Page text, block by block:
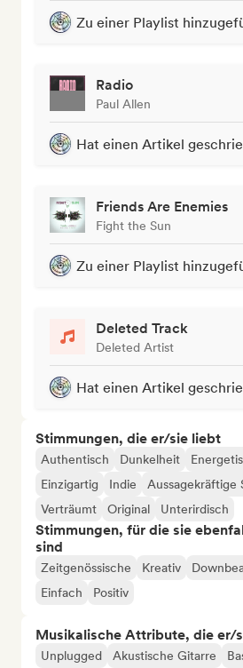
Zu einer Playlist
Radio
Paul Allen
Hat einen Artikel
Friends Are Enemies
Fight the Sun
Zu einer Playlist
Deleted Track
Deleted Artist
Hat einen Artikel
Stimmungen, die er/sie liebt
Authentisch Dunkelheit
Einzigartig
Indie
Aussagekräftige
Verträumt
Original Unterirdisch
Stimmungen, für die sie
sind
Zeitgenössische Kreativ
Einfach
Positiv
Musikalische Attribute, die er/
Unplugged Akustische Gitarre